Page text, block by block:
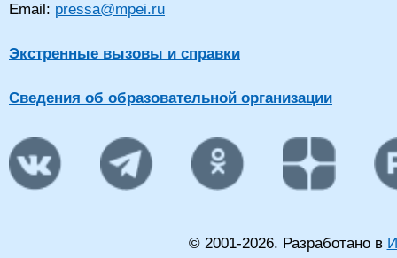
Email: pressa@mpei.ru
Экстренные вызовы и справки
Сведения об образовательной организации
© 2001-2026. Разработано в